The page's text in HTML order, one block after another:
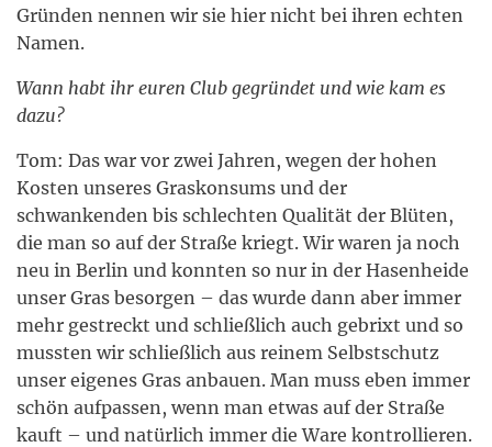
Gründen nennen wir sie hier nicht bei ihren echten
Namen.
Wann habt ihr euren Club gegründet und wie kam es
dazu?
Tom: Das war vor zwei Jahren, wegen der hohen
Kosten unseres Graskonsums und der
schwankenden bis schlechten Qualität der Blüten,
die man so auf der Straße kriegt. Wir waren ja noch
neu in Berlin und konnten so nur in der Hasenheide
unser Gras besorgen – das wurde dann aber immer
mehr gestreckt und schließlich auch gebrixt und so
mussten wir schließlich aus reinem Selbstschutz
unser eigenes Gras anbauen. Man muss eben immer
schön aufpassen, wenn man etwas auf der Straße
kauft – und natürlich immer die Ware kontrollieren.